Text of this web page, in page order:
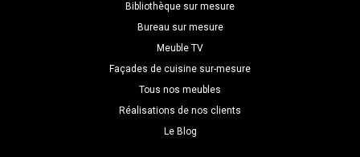
Bibliothèque sur mesure
Bureau sur mesure
Meuble TV
Façades de cuisine sur-mesure
Tous nos meubles
Réalisations de nos clients
Le Blog